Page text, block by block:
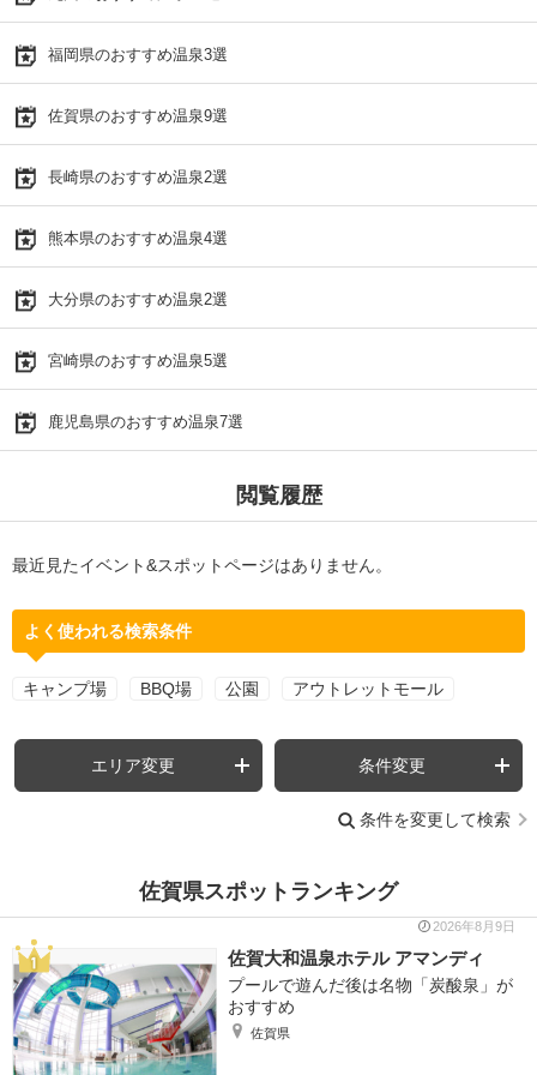
福岡県のおすすめ温泉3選
佐賀県のおすすめ温泉9選
長崎県のおすすめ温泉2選
熊本県のおすすめ温泉4選
大分県のおすすめ温泉2選
宮崎県のおすすめ温泉5選
鹿児島県のおすすめ温泉7選
閲覧履歴
最近見たイベント&スポットページはありません。
よく使われる検索条件
キャンプ場 BBQ場 公園 アウトレットモール
エリア変更 条件変更
条件を変更して検索
佐賀県スポットランキング
2026年8月9日
佐賀大和温泉ホテル アマンディ
プールで遊んだ後は名物「炭酸泉」が
おすすめ
佐賀県